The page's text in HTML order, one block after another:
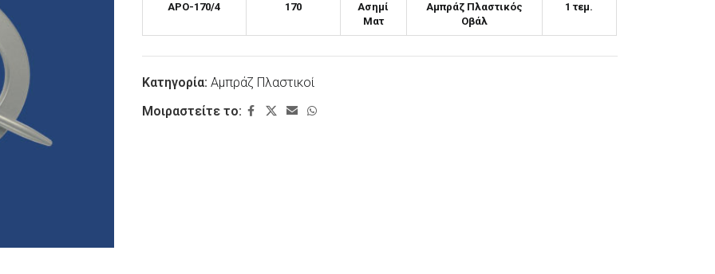
APO-170/4 170
Ασημί
Ματ
Αμπράζ Πλαστικός
Οβάλ
1 τεμ.
Κατηγορία: Αμπράζ Πλαστικοί
Μοιραστείτε το: